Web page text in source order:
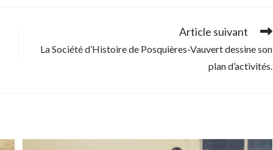
Article suivant
La Société d’Histoire de Posquières-Vauvert dessine son
plan d’activités.